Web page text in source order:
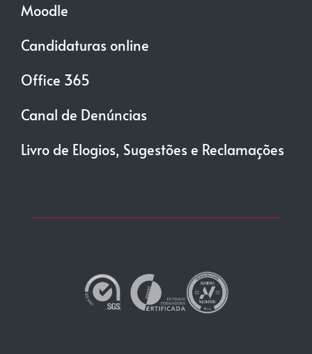
Moodle
Candidaturas online
Office 365
Canal de Denúncias
Livro de Elogios, Sugestões e Reclamações